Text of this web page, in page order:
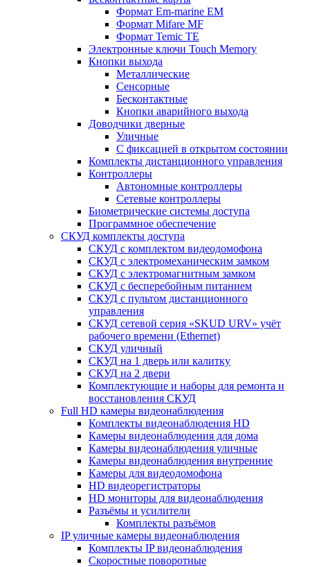
Формат Em-marine EM
Формат Mifare MF
Формат Temic TE
Электронные ключи Touch Memory
Кнопки выхода
Металлические
Сенсорные
Бесконтактные
Кнопки аварийного выхода
Доводчики дверные
Уличные
С фиксацией в открытом состоянии
Комплекты дистанционного управления
Контроллеры
Автономные контроллеры
Сетевые контроллеры
Биометрические системы доступа
Программное обеспечение
СКУД комплекты доступа
СКУД с комплектом видеодомофона
СКУД с электромеханическим замком
СКУД с электромагнитным замком
СКУД с бесперебойным питанием
СКУД с пультом дистанционного
управления
СКУД сетевой серия «SKUD URV» учёт
рабочего времени (Ethernet)
СКУД уличный
СКУД на 1 дверь или калитку
СКУД на 2 двери
Комплектующие и наборы для ремонта и
восстановления СКУД
Full HD камеры видеонаблюдения
Комплекты видеонаблюдения HD
Камеры видеонаблюдения для дома
Камеры видеонаблюдения уличные
Камеры видеонаблюдения внутренние
Камеры для видеодомофона
HD видеорегистраторы
HD мониторы для видеонаблюдения
Разъёмы и усилители
Комплекты разъёмов
IP уличные камеры видеонаблюдения
Комплекты IP видеонаблюдения
Скоростные поворотные